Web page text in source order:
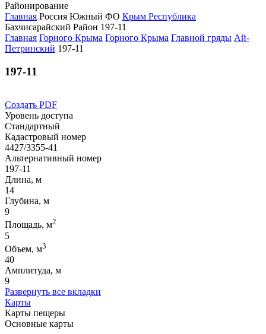
Районирование
Главная Россия Южный ФО Крым Республика
Бахчисарайский Район 197-11
Главная Горного Крыма Горного Крыма Главной гряды Ай-
Петринский 197-11
197-11
Создать PDF
Уровень доступа
Стандартный
Кадастровый номер
4427/3355-41
Альтернативный номер
197-11
Длина, м
14
Глубина, м
9
Площадь, м2
5
Объем, м3
40
Амплитуда, м
9
Развернуть все вкладки
Карты
Карты пещеры
Основные карты